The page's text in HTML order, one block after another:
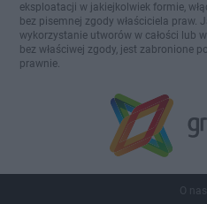
eksploatacji w jakiejkolwiek formie,
bez pisemnej zgody właściciela praw.
wykorzystanie utworów w całości lub
bez właściwej zgody, jest zabronione
prawnie.
O nas